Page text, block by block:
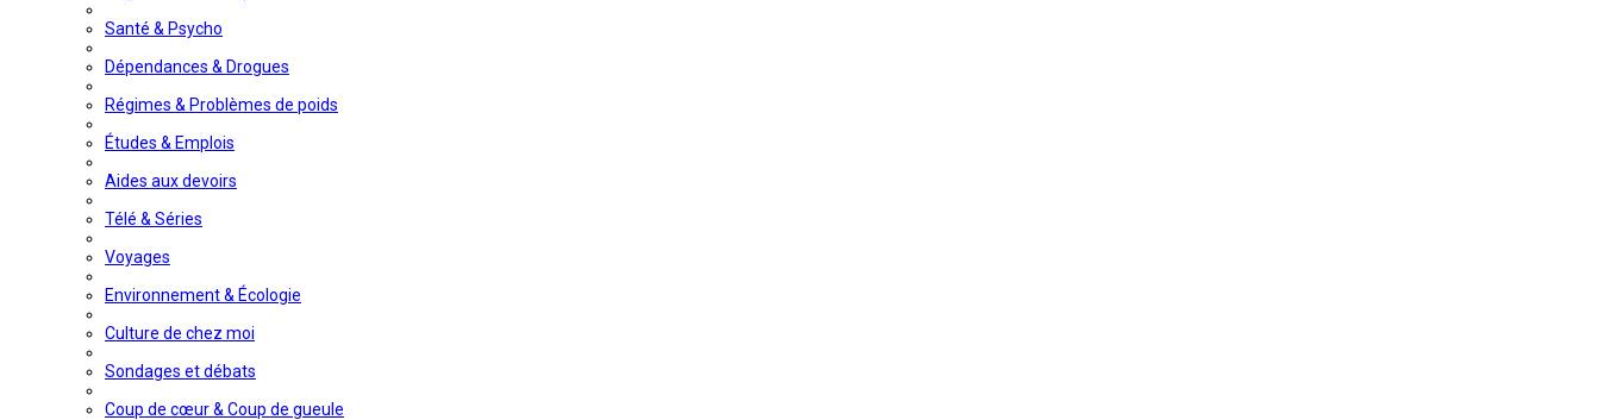
Santé & Psycho
Dépendances & Drogues
Régimes & Problèmes de poids
Études & Emplois
Aides aux devoirs
Télé & Séries
Voyages
Environnement & Écologie
Culture de chez moi
Sondages et débats
Coup de cœur & Coup de gueule